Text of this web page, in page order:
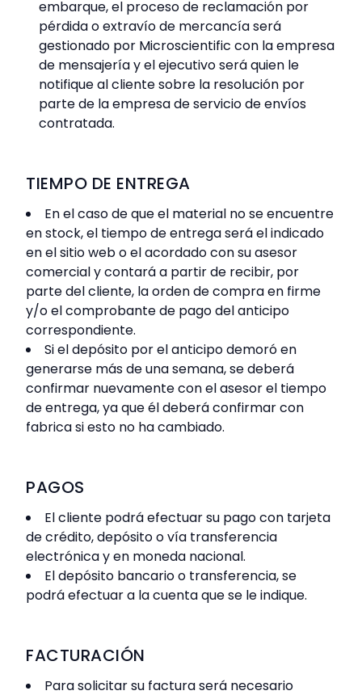
embarque, el proceso de reclamación por
pérdida o extravío de mercancía será
gestionado por Microscientific con la empresa
de mensajería y el ejecutivo será quien le
notifique al cliente sobre la resolución por
parte de la empresa de servicio de envíos
contratada.
TIEMPO DE ENTREGA
En el caso de que el material no se encuentre
en stock, el tiempo de entrega será el indicado
en el sitio web o el acordado con su asesor
comercial y contará a partir de recibir, por
parte del cliente, la orden de compra en firme
y/o el comprobante de pago del anticipo
correspondiente.
Si el depósito por el anticipo demoró en
generarse más de una semana, se deberá
confirmar nuevamente con el asesor el tiempo
de entrega, ya que él deberá confirmar con
fabrica si esto no ha cambiado.
PAGOS
El cliente podrá efectuar su pago con tarjeta
de crédito, depósito o vía transferencia
electrónica y en moneda nacional.
El depósito bancario o transferencia, se
podrá efectuar a la cuenta que se le indique.
FACTURACIÓN
Para solicitar su factura será necesario